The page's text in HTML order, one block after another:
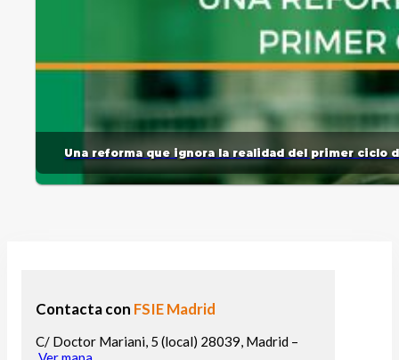
Una reforma que ignora la realidad del primer ciclo
Contacta con FSIE Madrid
C/ Doctor Mariani, 5 (local) 28039, Madrid –